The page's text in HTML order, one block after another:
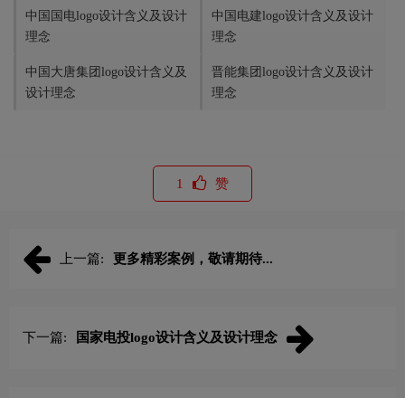
中国国电logo设计含义及设计
理念
中国电建logo设计含义及设计
理念
中国大唐集团logo设计含义及
设计理念
晋能集团logo设计含义及设计
理念
1 赞
上一篇: 更多精彩案例，敬请期待...
下一篇: 国家电投logo设计含义及设计理念